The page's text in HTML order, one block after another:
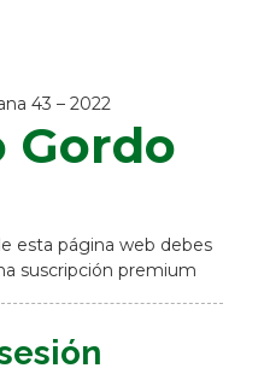
43 – 2022
Gordo
esta página web debes
suscripción premium